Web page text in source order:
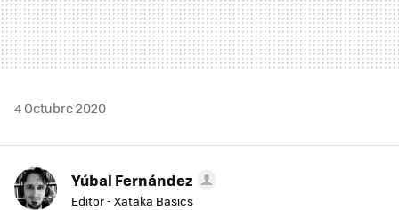
4 Octubre 2020
Yúbal Fernández
Editor - Xataka Basics